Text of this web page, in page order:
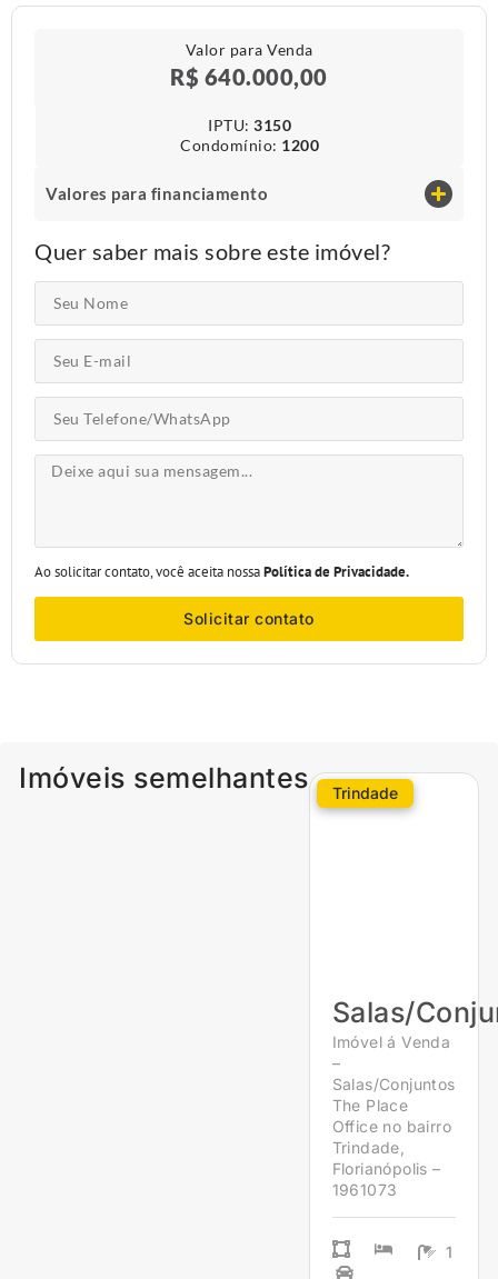
Valor para Venda
R$ 640.000,00
IPTU​: 3150
Condomínio​: 1200
Valores para financiamento
Quer saber mais sobre este imóvel?
Ao solicitar contato, você aceita nossaPolítica de Privacidade.
Solicitar contato
Imóveis semelhantes Trindade
Salas/
Imóvel á Venda
–
Salas/Conjuntos
The Place
Office no bairro
Trindade,
Florianópolis –
1961073
1